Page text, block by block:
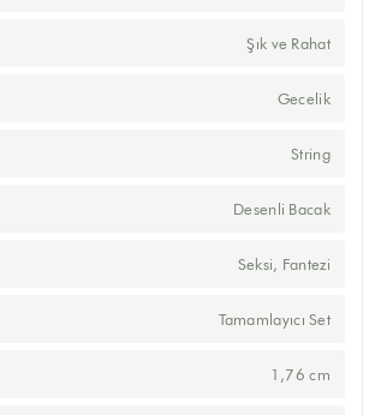
Şık ve Rahat
Gecelik
String
Desenli Bacak
Seksi, Fantezi
Tamamlayıcı Set
1,76 cm